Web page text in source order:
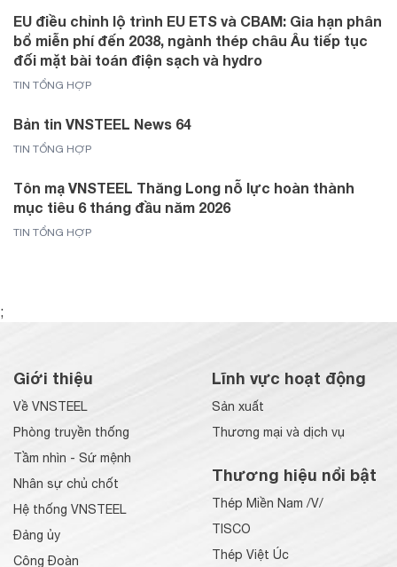
EU điều chỉnh lộ trình EU ETS và CBAM: Gia hạn phân
bổ miễn phí đến 2038, ngành thép châu Âu tiếp tục
đối mặt bài toán điện sạch và hydro
TIN TỔNG HỢP
Bản tin VNSTEEL News 64
TIN TỔNG HỢP
Tôn mạ VNSTEEL Thăng Long nỗ lực hoàn thành
mục tiêu 6 tháng đầu năm 2026
TIN TỔNG HỢP
;
Giới thiệu
Về VNSTEEL
Phòng truyền thống
Tầm nhìn - Sứ mệnh
Nhân sự chủ chốt
Hệ thống VNSTEEL
Đảng ủy
Công Đoàn
Lĩnh vực hoạt động
Sản xuất
Thương mại và dịch vụ
Thương hiệu nổi bật
Thép Miền Nam /V/
TISCO
Thép Việt Úc